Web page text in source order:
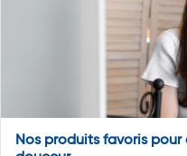
Nos produits favoris pour